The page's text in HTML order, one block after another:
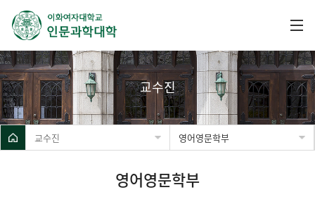
교수진
교수진 영어영문학부
영어영문학부